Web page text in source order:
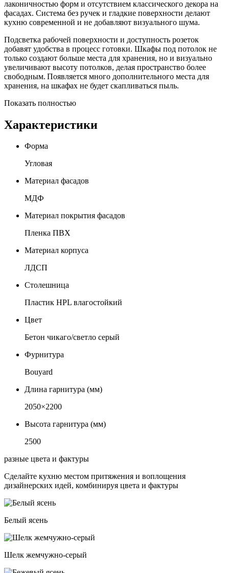
лаконичностью форм и отсутствием классического декора на
фасадах. Система без ручек и гладкие поверхности делают
кухню современной и не добавляют визуального шума.
Подсветка рабочей поверхности и доступность розеток
добавят удобства в процесс готовки. Шкафы под потолок не
только создают больше места для хранения, но и визуально
увеличивают высоту потолков, делая пространство более
свободным. Появляется много дополнительного места для
хранения, на шкафах не будет скапливаться пыль.
Показать полностью
Характеристики
Форма
Угловая
Материал фасадов
МДФ
Материал покрытия фасадов
Пленка ПВХ
Материал корпуса
ЛДСП
Столешница
Пластик HPL влагостойкий
Цвет
Бетон чикаго/светло серый
Фурнитура
Bouyard
Длина гарнитура (мм)
2050×2200
Высота гарнитура (мм)
2500
разные цвета и фактуры
Сделайте кухню местом притяжения и воплощения
дизайнерских идей, комбинируя цвета и фактуры
Белый ясень
Шелк жемчужно-серый